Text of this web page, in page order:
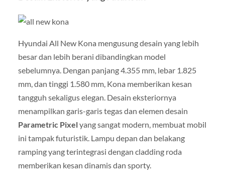
Hyundai All New Kona mengusung desain yang lebih
besar dan lebih berani dibandingkan model
sebelumnya. Dengan panjang 4.355 mm, lebar 1.825
mm, dan tinggi 1.580 mm, Kona memberikan kesan
tangguh sekaligus elegan. Desain eksteriornya
menampilkan garis-garis tegas dan elemen desain
Parametric Pixelyang sangat modern, membuat mobil
ini tampak futuristik. Lampu depan dan belakang
ramping yang terintegrasi dengan cladding roda
memberikan kesan dinamis dan sporty.